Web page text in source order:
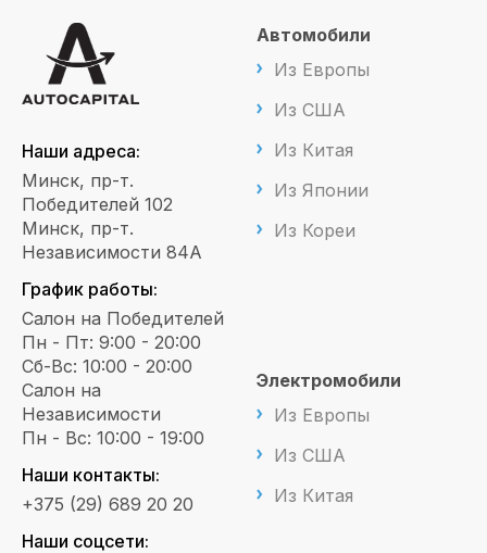
Наши адреса:
Минск, пр-т.
Победителей 102
Минск, пр-т.
Независимости 84А
График работы:
Салон на Победителей
Пн - Пт: 9:00 - 20:00
Сб-Вс: 10:00 - 20:00
Салон на
Независимости
Пн - Вс: 10:00 - 19:00
Наши контакты:
+375 (29) 689 20 20
Наши соцсети:
Автомобили
Из Европы
Из США
Из Китая
Из Японии
Из Кореи
Электромобили
Из Европы
Из США
Из Китая